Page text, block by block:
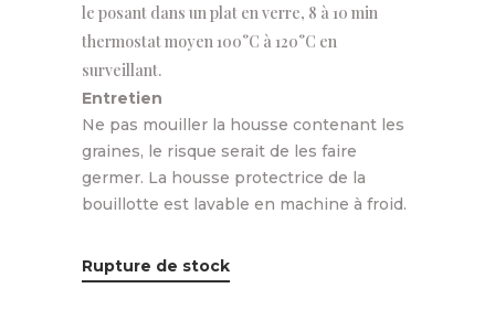
le posant dans un plat en verre, 8 à 10 min
thermostat moyen 100°C à 120°C en
surveillant.
Entretien
Ne pas mouiller la housse contenant les
graines, le risque serait de les faire
germer. La housse protectrice de la
bouillotte est lavable en machine à froid.
Rupture de stock